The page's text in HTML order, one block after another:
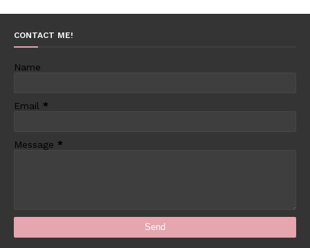
CONTACT ME!
Name
Email *
Message *